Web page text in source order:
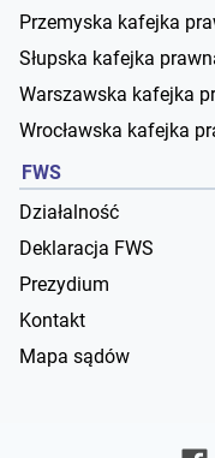
Przemyska kafejka
Słupska kafejka
Warszawska kafejka
Wrocławska kafejka
FWS
Działalność
Deklaracja FWS
Prezydium
Kontakt
Mapa sądów